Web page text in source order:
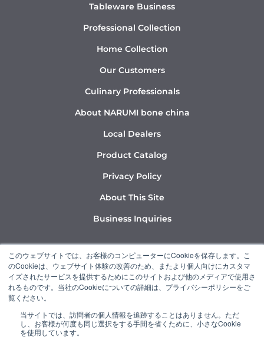
このウェブサイトでは、お客様のコンピューターにCookieを保存します。こ
のCookieは、ウェブサイト体験の改善のため、またより個人向けにカスタマ
イズされたサービスを提供するためにこのサイトおよび他のメディアで使用さ
れるものです。当社のCookieについての詳細は、プライバシーポリシーをご
覧ください。
当サイトでは、訪問者の個人情報を追跡することはありません。ただ
し、お客様が何度も同じ選択をする手間を省くために、小さなCookie
を使用しています。
Tableware Business
Professional Collection
Home Collection
Our Customers
Culinary Professionals
About NARUMI bone china
Local Dealers
Product Catalog
Privacy Policy
About This Site
Business Inquiries
Y
o
u
t
b
I
n
s
t
g
L
i
n
k
d
“NARUMI” is a member of the Ishizuka Glass Group.